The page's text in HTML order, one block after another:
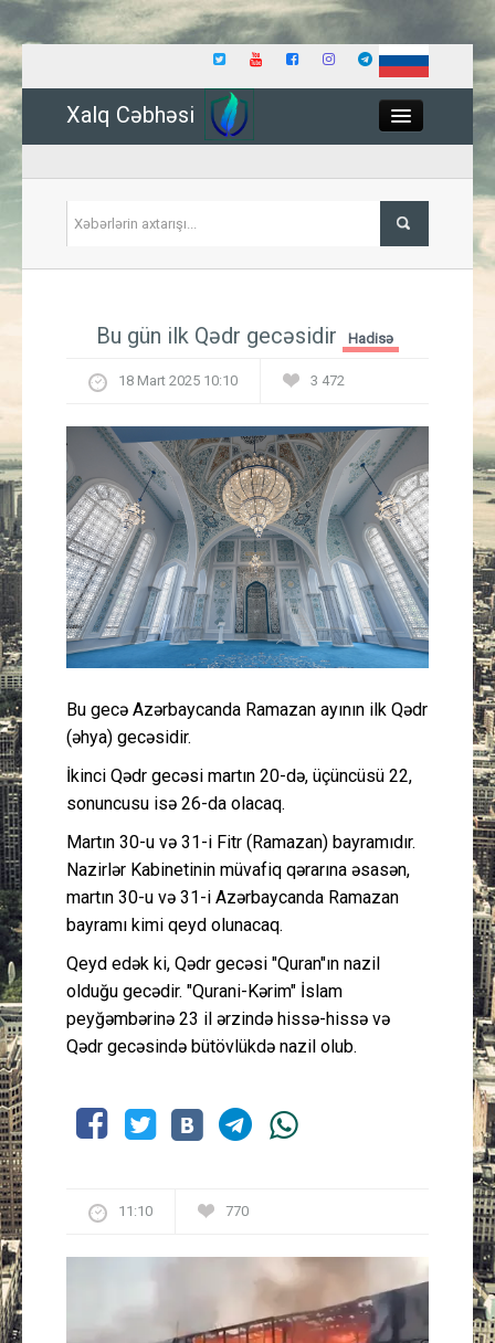
Xalq Cəbhəsi
İqtisadiyyat
Hadisə
Güney Azərbaycan
Mədəniyyət
Müsahibə
Əlaqə
Bu gün ilk Qədr gecəsidir Hadisə
18 Mart 2025 10:10 3 472
Bu gecə Azərbaycanda Ramazan ayının ilk Qədr
(əhya) gecəsidir.
İkinci Qədr gecəsi martın 20-də, üçüncüsü 22,
sonuncusu isə 26-da olacaq.
Martın 30-u və 31-i Fitr (Ramazan) bayramıdır.
Nazirlər Kabinetinin müvafiq qərarına əsasən,
martın 30-u və 31-i Azərbaycanda Ramazan
bayramı kimi qeyd olunacaq.
Qeyd edək ki, Qədr gecəsi "Quran"ın nazil
olduğu gecədir. "Qurani-Kərim" İslam
peyğəmbərinə 23 il ərzində hissə-hissə və
Qədr gecəsində bütövlükdə nazil olub.
11:10 770